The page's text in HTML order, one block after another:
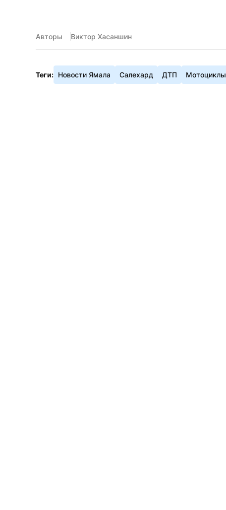
Авторы Виктор Хасаншин
Теги: Новости Ямала Салехард ДТП Мотоциклы